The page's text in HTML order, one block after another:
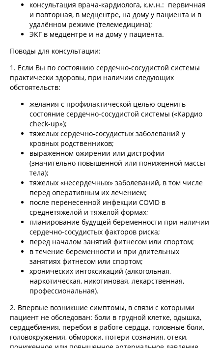
консультация врача-кардиолога, к.м.н.: первичная
и повторная, в медцентре, на дому у пациента и в
удалённом режиме (телемедицина);
ЭКГ в медцентре и на дому у пациента.
Поводы для консультации:
1. Если Вы по состоянию сердечно-сосудистой системы
практически здоровы, при наличии следующих
обстоятельств:
желания с профилактической целью оценить
состояние сердечно-сосудистой системы («Кардио
check-up»);
тяжелых сердечно-сосудистых заболеваний у
кровных родственников;
выраженном ожирении или дистрофии
(значительно повышенной или пониженной массы
тела);
тяжелых «несердечных» заболеваний, в том числе
перед оперативным их лечением;
после перенесенной инфекции COVID в
среднетяжелой и тяжелой формах;
планирование будущей беременности при наличии
сердечно-сосудистых факторов риска;
перед началом занятий фитнесом или спортом;
в течение беременности и при длительных
занятиях фитнесом или спортом;
хронических интоксикаций (алкогольная,
наркотическая, никотиновая, лекарственная,
профессиональная).
2. Впервые возникшие симптомы, в связи с которыми
пациент не обследован: боли в грудной клетке, одышка,
сердцебиения, перебои в работе сердца, головные боли,
головокружения, обмороки, потери сознания, отёки,